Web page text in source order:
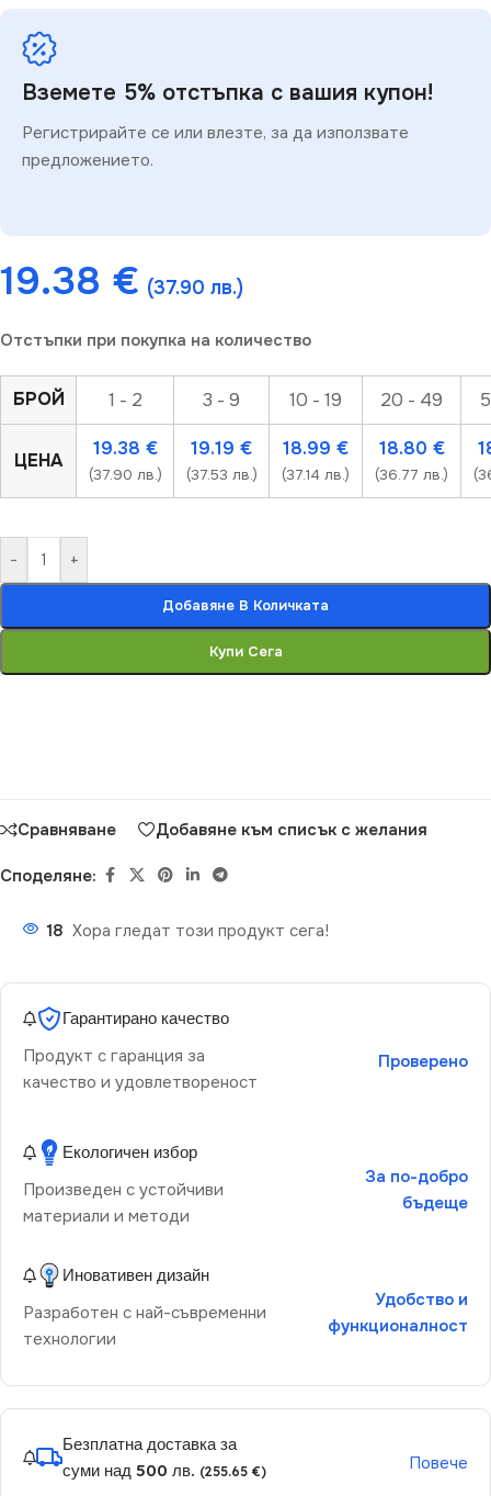
Вземете 5% отстъпка с вашия купон!
Регистрирайте се или влезте, за да използвате
предложението.
19.38 € (37.90 лв.)
Отстъпки при покупка на количество
БРОЙ 1 - 2 3 - 9 10 - 19 20 - 49
ЦЕНА
19.38 €
(37.90 лв.)
19.19 €
(37.53 лв.)
18.99 €
(37.14 лв.)
18.80 €
(36.77 лв.)
- +
Добавяне В Количката
Купи Сега
Сравняване Добавяне към списък с желания
Споделяне:
18 Хора гледат този продукт сега!
Гарантирано качество
Продукт с гаранция за
качество и удовлетвореност
Проверено
Екологичен избор
Произведен с устойчиви
материали и методи
За по-добро
бъдеще
Иновативен дизайн
Разработен с най-съвременни
технологии
Удобство и
функционалност
Безплатна доставка за
суми над 500 лв. (255.65 €) Повече